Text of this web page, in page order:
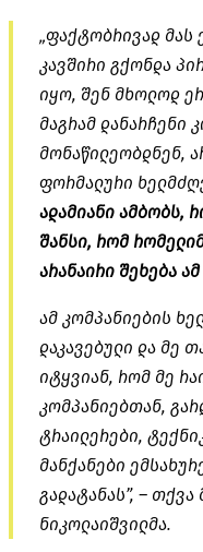
„ფაქტობრივად მას
კავშირი გქონდა
იყო, შენ მხოლოდ
მაგრამ დანარჩენი
მონაწილეობდნენ,
ფორმალური
ადამიანი ამბობს,
შანსი, რომ
არანაირი შეხება
ამ კომპანიების
დაკავებული და მე
იტყვიან, რომ მე
კომპანიებთან,
ტრაილერები,
მანქანები
გადატანას”, –
ნიკოლაიშვილმა.